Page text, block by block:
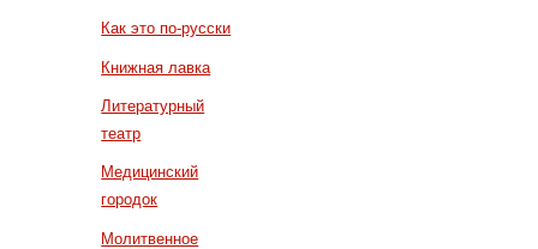
Как это по-русски
Книжная лавка
Литературный
театр
Медицинский
городок
Молитвенное